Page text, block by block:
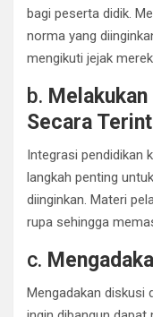
bagi peserta didik.
norma yang
mengikuti jejak
b.
Secara
Integrasi pendidikan
langkah penting
diinginkan. Materi
rupa sehingga
c.
Mengadakan diskusi